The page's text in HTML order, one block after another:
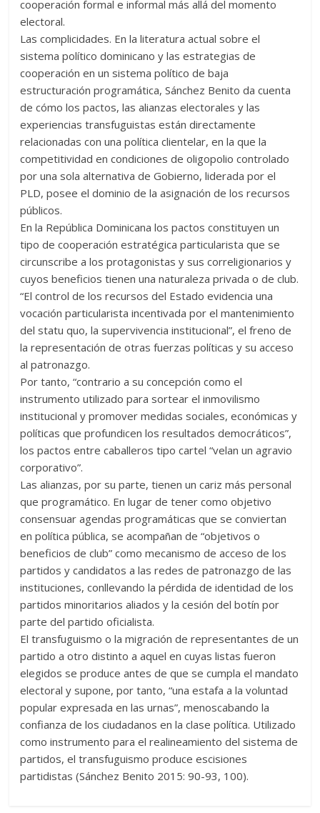
cooperación formal e informal más allá del momento
electoral.
Las complicidades. En la literatura actual sobre el
sistema político dominicano y las estrategias de
cooperación en un sistema político de baja
estructuración programática, Sánchez Benito da cuenta
de cómo los pactos, las alianzas electorales y las
experiencias transfuguistas están directamente
relacionadas con una política clientelar, en la que la
competitividad en condiciones de oligopolio controlado
por una sola alternativa de Gobierno, liderada por el
PLD, posee el dominio de la asignación de los recursos
públicos.
En la República Dominicana los pactos constituyen un
tipo de cooperación estratégica particularista que se
circunscribe a los protagonistas y sus correligionarios y
cuyos beneficios tienen una naturaleza privada o de club.
“El control de los recursos del Estado evidencia una
vocación particularista incentivada por el mantenimiento
del statu quo, la supervivencia institucional”, el freno de
la representación de otras fuerzas políticas y su acceso
al patronazgo.
Por tanto, “contrario a su concepción como el
instrumento utilizado para sortear el inmovilismo
institucional y promover medidas sociales, económicas y
políticas que profundicen los resultados democráticos”,
los pactos entre caballeros tipo cartel “velan un agravio
corporativo”.
Las alianzas, por su parte, tienen un cariz más personal
que programático. En lugar de tener como objetivo
consensuar agendas programáticas que se conviertan
en política pública, se acompañan de “objetivos o
beneficios de club” como mecanismo de acceso de los
partidos y candidatos a las redes de patronazgo de las
instituciones, conllevando la pérdida de identidad de los
partidos minoritarios aliados y la cesión del botín por
parte del partido oficialista.
El transfuguismo o la migración de representantes de un
partido a otro distinto a aquel en cuyas listas fueron
elegidos se produce antes de que se cumpla el mandato
electoral y supone, por tanto, “una estafa a la voluntad
popular expresada en las urnas”, menoscabando la
confianza de los ciudadanos en la clase política. Utilizado
como instrumento para el realineamiento del sistema de
partidos, el transfuguismo produce escisiones
partidistas (Sánchez Benito 2015: 90-93, 100).